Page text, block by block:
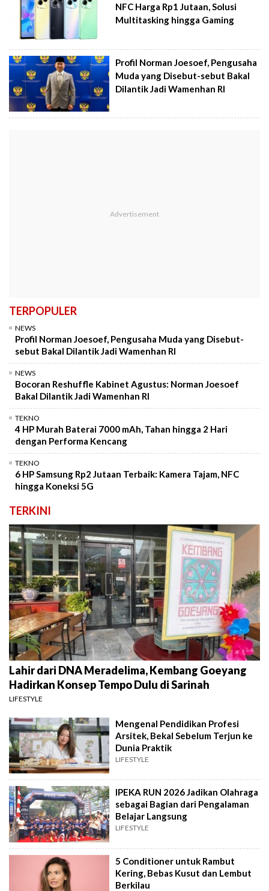
NFC Harga Rp1 Jutaan, Solusi
Multitasking hingga Gaming
Profil Norman Joesoef, Pengusaha
Muda yang Disebut-sebut Bakal
Dilantik Jadi Wamenhan RI
TERPOPULER
NEWS
Profil Norman Joesoef, Pengusaha Muda yang Disebut-
sebut Bakal Dilantik Jadi Wamenhan RI
NEWS
Bocoran Reshuffle Kabinet Agustus: Norman Joesoef
Bakal Dilantik Jadi Wamenhan RI
TEKNO
4 HP Murah Baterai 7000 mAh, Tahan hingga 2 Hari
dengan Performa Kencang
TEKNO
6 HP Samsung Rp2 Jutaan Terbaik: Kamera Tajam, NFC
hingga Koneksi 5G
TERKINI
Lahir dari DNA Meradelima, Kembang Goeyang
Hadirkan Konsep Tempo Dulu di Sarinah
LIFESTYLE
Mengenal Pendidikan Profesi
Arsitek, Bekal Sebelum Terjun ke
Dunia Praktik
LIFESTYLE
IPEKA RUN 2026 Jadikan Olahraga
sebagai Bagian dari Pengalaman
Belajar Langsung
LIFESTYLE
5 Conditioner untuk Rambut
Kering, Bebas Kusut dan Lembut
Berkilau